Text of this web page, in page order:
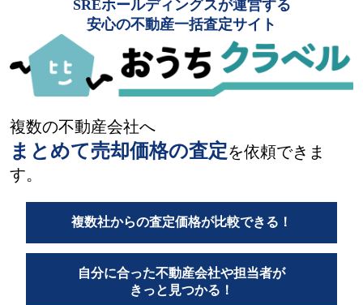
SREホールディングスが運営する
安心の不動産一括査定サイト
複数の不動産会社へ
まとめて売却価格の査定を依頼できま
す。
複数社からの査定価格が比較できる！
自分に合った不動産会社や担当者が
きっと見つかる！